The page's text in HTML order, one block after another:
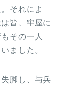
それによ
皆、牢屋に
その一人
ました。
脚し、与兵